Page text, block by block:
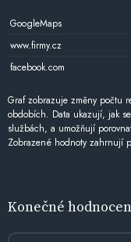
GoogleMaps
www.firmy.cz
facebook.com
Graf zobrazuje změny počtu
obdobích. Data ukazují, jak
službách, a umožňují
Zobrazené hodnoty zahrnují
Konečné